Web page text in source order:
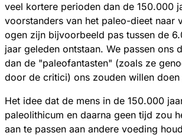
veel kortere perioden dan de 150.000
voorstanders van het paleo-dieet naar
ogen zijn bijvoorbeeld pas tussen de
jaar geleden ontstaan. We passen ons
dan de "paleofantasten" (zoals ze
door de critici) ons zouden willen doen
Het idee dat de mens in de 150.000
paleolithicum en daarna geen tijd zou
aan te passen aan andere voeding